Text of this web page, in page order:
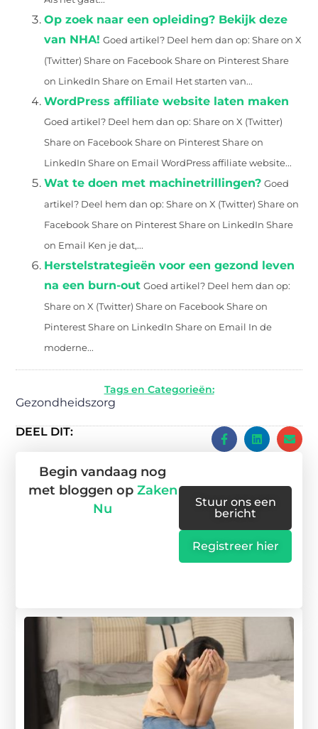
Op zoek naar een opleiding? Bekijk deze
van NHA! Goed artikel? Deel hem dan op: Share on X
(Twitter) Share on Facebook Share on Pinterest Share
on LinkedIn Share on Email Het starten van...
WordPress affiliate website laten maken
Goed artikel? Deel hem dan op: Share on X (Twitter)
Share on Facebook Share on Pinterest Share on
LinkedIn Share on Email WordPress affiliate website...
Wat te doen met machinetrillingen? Goed
artikel? Deel hem dan op: Share on X (Twitter) Share on
Facebook Share on Pinterest Share on LinkedIn Share
on Email Ken je dat,...
Herstelstrategieën voor een gezond leven
na een burn-out Goed artikel? Deel hem dan op:
Share on X (Twitter) Share on Facebook Share on
Pinterest Share on LinkedIn Share on Email In de
moderne...
Tags en Categorieën:
Gezondheidszorg
DEEL DIT:
Begin vandaag nog
met bloggen op Zaken
Nu
Stuur ons een
bericht
Registreer hier